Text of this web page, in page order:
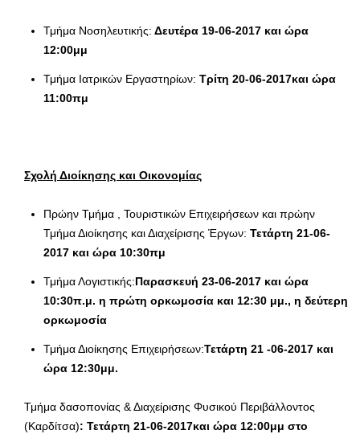
Τμήμα Νοσηλευτικής: Δευτέρα 19-06-2017 και ώρα
12:00μμ
Τμήμα Ιατρικών Εργαστηρίων: Τρίτη 20-06-2017και ώρα
11:00πμ
Σχολή Διοίκησης και Οικονομίας
Πρώην Τμήμα , Τουριστικών Επιχειρήσεων και πρώην
Τμήμα Διοίκησης και Διαχείρισης Έργων: Τετάρτη 21-06-
2017 και ώρα 10:30πμ
Τμήμα Λογιστικής:Παρασκευή 23-06-2017 και ώρα
10:30π.μ. η πρώτη ορκωμοσία και 12:30 μμ., η δεύτερη
ορκωμοσία
Τμήμα Διοίκησης Επιχειρήσεων:Τετάρτη 21 -06-2017 και
ώρα 12:30μμ.
Τμήμα δασοπονίας & Διαχείρισης Φυσικού Περιβάλλοντος
(Καρδίτσα): Τετάρτη 21-06-2017και ώρα 12:00μμ στο